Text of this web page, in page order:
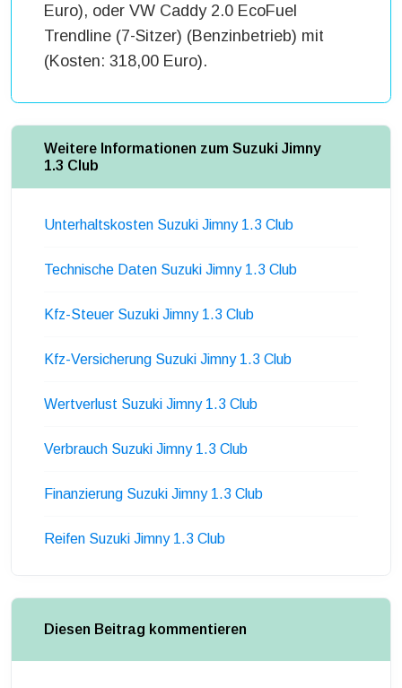
Euro), oder VW Caddy 2.0 EcoFuel
Trendline (7-Sitzer) (Benzinbetrieb) mit
(Kosten: 318,00 Euro).
Weitere Informationen zum Suzuki Jimny
1.3 Club
Unterhaltskosten Suzuki Jimny 1.3 Club
Technische Daten Suzuki Jimny 1.3 Club
Kfz-Steuer Suzuki Jimny 1.3 Club
Kfz-Versicherung Suzuki Jimny 1.3 Club
Wertverlust Suzuki Jimny 1.3 Club
Verbrauch Suzuki Jimny 1.3 Club
Finanzierung Suzuki Jimny 1.3 Club
Reifen Suzuki Jimny 1.3 Club
Diesen Beitrag kommentieren